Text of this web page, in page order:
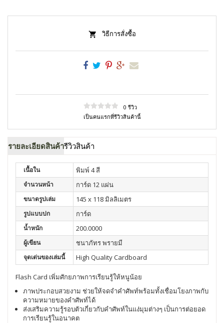
วิธีการสั่งซื้อ
0 รีวิว
เป็นคนแรกที่รีวิวสินค้านี้
รายละเอียดสินค้ารีวิวสินค้า
เนื้อใน พิมพ์ 4 สี
จำนวนหน้า การ์ด 12 แผ่น
ขนาดรูปเล่ม 145 x 118 มิลลิเมตร
รูปแบบปก การ์ด
น้ำหนัก 200.0000
ผู้เขียน ชนาภัทร พรายมี
จุดเด่นของเล่มนี้ High Quality Cardboard
Flash Card เพิ่มศักยภาพการเรียนรู้ให้หนูน้อย
ภาพประกอบสวยงาม ช่วยให้จดจำคำศัพท์พร้อมทั้งเชื่อมโยงภาพกับ
ความหมายของคำศัพท์ได้
ส่งเสริมความรู้รอบตัวเกี่ยวกับคำศัพท์ในแง่มุมต่างๆ เป็นการต่อยอด
การเรียนรู้ในอนาคต